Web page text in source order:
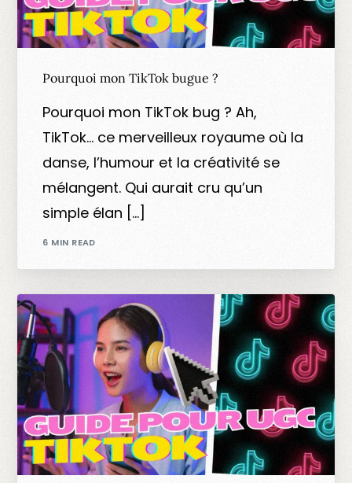
Pourquoi mon TikTok bugue ?
Pourquoi mon TikTok bug ? Ah,
TikTok… ce merveilleux royaume où la
danse, l’humour et la créativité se
mélangent. Qui aurait cru qu’un
simple élan […]
6 MIN READ